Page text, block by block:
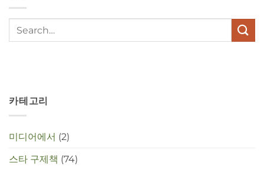
in
deze
카테고리
미디어에서 (2)
스타 구제책 (74)